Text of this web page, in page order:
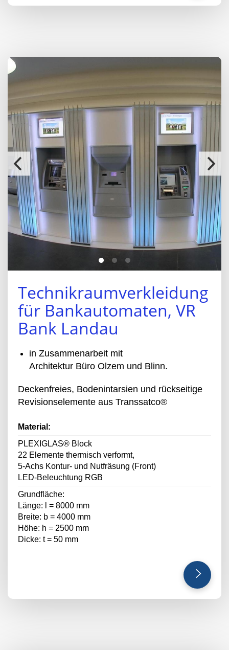
Technikraumverkleidung
für Bankautomaten, VR
Bank Landau
in Zusammenarbeit mit
Architektur Büro Olzem und Blinn.
Deckenfreies, Bodenintarsien und rückseitige
Revisionselemente aus Transsatco®
Material:
PLEXIGLAS® Block
22 Elemente thermisch verformt,
5-Achs Kontur- und Nutfräsung (Front)
LED-Beleuchtung RGB
Grundfläche:
Länge: l = 8000 mm
Breite: b = 4000 mm
Höhe: h = 2500 mm
Dicke: t = 50 mm